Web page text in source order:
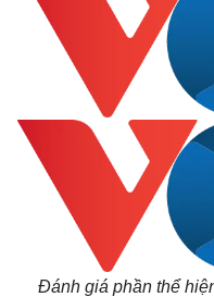
Đánh giá phần thể